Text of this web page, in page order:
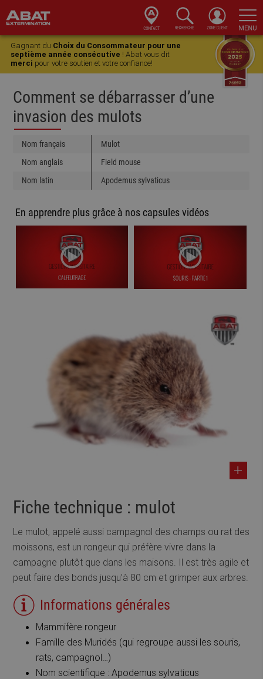
Skip
primary
navigation
Skip
main
content
Skip
primary
sidebar
Skip
footer
Gagnant du Choix du Consommateur pour une
septième année consécutive ! Abat vous dit
merci pour votre soutien et votre confiance!
Comment se débarrasser d’une
invasion des mulots
Nom français
Mulot
Nom anglais
Field mouse
Nom latin
Apodemus sylvaticus
En apprendre plus grâce à nos capsules vidéos
Fiche technique : mulot
Le mulot, appelé aussi campagnol des champs ou rat des
moissons, est un rongeur qui préfère vivre dans la
campagne plutôt que dans les maisons. Il est très agile et
peut faire des bonds jusqu’à 80 cm et grimper aux arbres.
Informations générales
Mammifère rongeur
Famille des Muridés (qui regroupe aussi les souris,
rats, campagnol…)
Nom scientifique : Apodemus sylvaticus